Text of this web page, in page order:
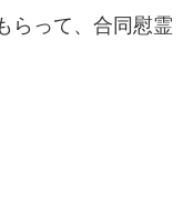
らって、合同慰霊